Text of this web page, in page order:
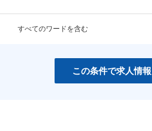
ワード
HTML5
Unity
C＃
すべてのワードを含む
この条件で求人情